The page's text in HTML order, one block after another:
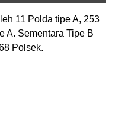
11 Polda tipe A, 253
A. Sementara Tipe B
Polsek.